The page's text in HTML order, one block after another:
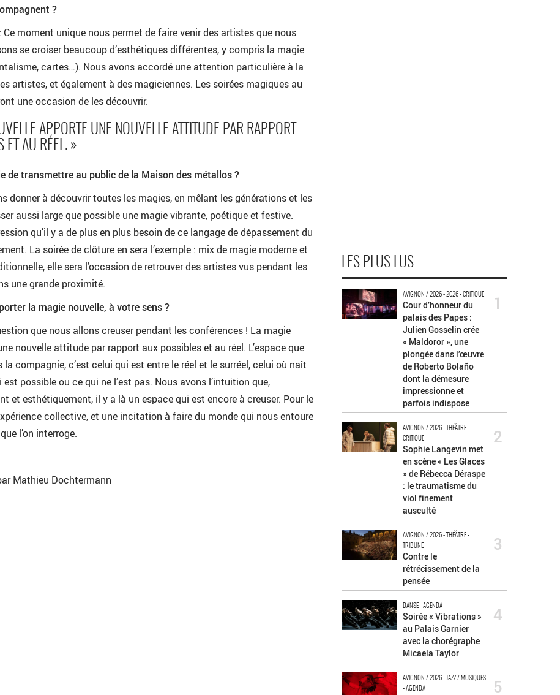
?
: Ce moment unique nous permet de faire venir des artistes que nous
se croiser beaucoup d’esthétiques différentes, y compris la magie
cartes…). Nous avons accordé une attention particulière à la
artistes, et également à des magiciennes. Les soirées magiques au
une occasion de les découvrir.
APPORTE UNE NOUVELLE ATTITUDE PAR RAPPORT
ET AU RÉEL. »
de transmettre au public de la Maison des métallos ?
donner à découvrir toutes les magies, en mêlant les générations et les
aussi large que possible une magie vibrante, poétique et festive.
qu’il y a de plus en plus besoin de ce langage de dépassement du
La soirée de clôture en sera l’exemple : mix de magie moderne et
elle sera l’occasion de retrouver des artistes vus pendant les
une grande proximité.
la magie nouvelle, à votre sens ?
que nous allons creuser pendant les conférences ! La magie
nouvelle attitude par rapport aux possibles et au réel. L’espace que
compagnie, c’est celui qui est entre le réel et le surréel, celui où naît
possible ou ce qui ne l’est pas. Nous avons l’intuition que,
et esthétiquement, il y a là un espace qui est encore à creuser. Pour le
collective, et une incitation à faire du monde qui nous entoure
l’on interroge.
Mathieu Dochtermann
LES PLUS LUS
AVIGNON / 2026 - 2026 - CRITIQUE
Cour d’honneur du
palais des Papes :
Julien Gosselin crée
« Maldoror », une
plongée dans l’œuvre
de Roberto Bolaño
dont la démesure
impressionne et
parfois indispose
1
AVIGNON / 2026 - THÉÂTRE -
CRITIQUE
Sophie Langevin met
en scène « Les Glaces
» de Rébecca Déraspe
: le traumatisme du
viol finement
ausculté
2
AVIGNON / 2026 - THÉÂTRE -
TRIBUNE
Contre le
rétrécissement de la
pensée
3
DANSE - AGENDA
Soirée « Vibrations »
au Palais Garnier
avec la chorégraphe
Micaela Taylor
4
AVIGNON / 2026 - JAZZ / MUSIQUES
- AGENDA
5